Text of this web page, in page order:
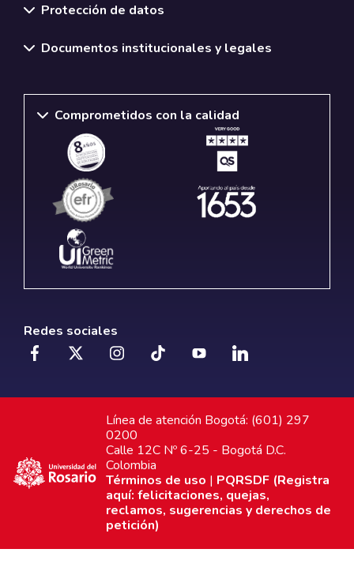
Protección de datos
Documentos institucionales y legales
Comprometidos con la calidad
Redes sociales
Línea de atención Bogotá: (601) 297
0200
Calle 12C Nº 6-25 - Bogotá D.C.
Colombia
Términos de uso | PQRSDF (Registra
aquí: felicitaciones, quejas,
reclamos, sugerencias y derechos de
petición)